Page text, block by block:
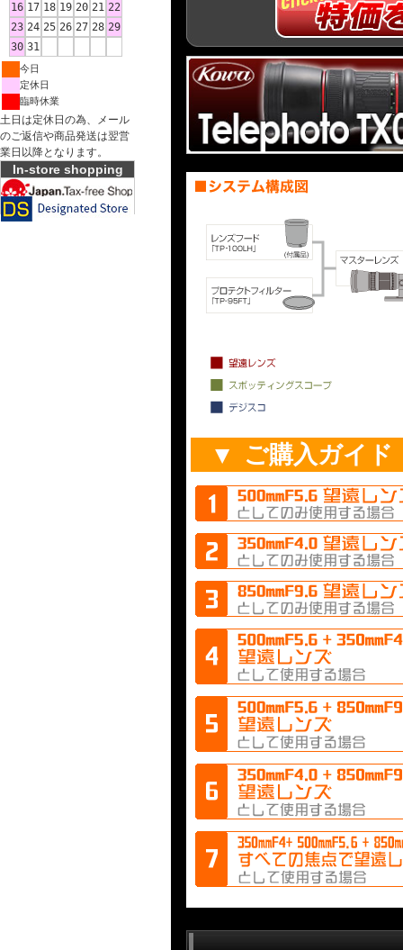
16 17 18 19 20 21 22
23 24 25 26 27 28 29
30 31
今日
定休日
臨時休業
土日は定休日の為、メール
のご返信や商品発送は翌営
業日以降となります。
In-store shopping
▼ ご購入ガイド